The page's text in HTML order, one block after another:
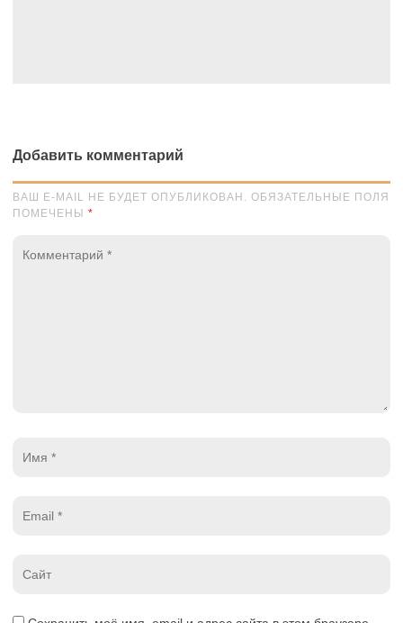
Добавить комментарий
ВАШ E-MAIL НЕ БУДЕТ ОПУБЛИКОВАН. ОБЯЗАТЕЛЬНЫЕ ПОЛЯ
ПОМЕЧЕНЫ *